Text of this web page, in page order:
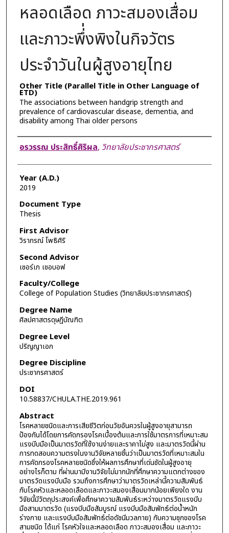
หลอดเลือด ภาวะสมองเสื่อม
และภาวะพึ่่งพิงในกิจวัตร
ประจำวันในผู้สูงอายุไทย
Other Title (Parallel Title in Other Language of
ETD)
The associations between handgrip strength and
prevalence of cardiovascular disease, dementia, and
disability among Thai older persons
Author
อรวรรณ ประสิทธิ์ศิริผล, วิทยาลัยประชากรศาสตร์
Year (A.D.)
2019
Document Type
Thesis
First Advisor
วิราภรณ์ โพธิศิริ
Second Advisor
เซอร์เก เชอบอฟ
Faculty/College
College of Population Studies (วิทยาลัยประชากรศาสตร์)
Degree Name
ศิลปศาสตรดุษฎีบัณฑิต
Degree Level
ปริญญาเอก
Degree Discipline
ประชากรศาสตร์
DOI
10.58837/CHULA.THE.2019.961
Abstract
โรคหลายชนิดและการเสียชีวิตก่อนวัยอันควรในผู้สูงอายุสามารถ
ป้องกันได้โดยการคัดกรองโรคเบื้องต้นและการใช้มาตรการที่เหมาะสม
แรงบีบมือเป็นมาตรวัดที่ใช้งานง่ายและราคาไม่สูง และมาตรวัดนี้ผ่าน
การทดสอบความตรงในงานวิจัยหลายชิ้นว่าเป็นมาตรวัดที่เหมาะสมใน
การคัดกรองโรคหลายชนิดซึ่งให้ผลการศึกษาที่เด่นชัดในผู้สูงอายุ
อย่างไรก็ตาม ที่ผ่านมามีงานวิจัยไม่มากนักที่ศึกษาความแตกต่างของ
มาตรวัดแรงบีบมือ รวมถึงการศึกษาว่ามาตรวัดเหล่านี้ความสัมพันธ์
กับโรคหัวและหลอดเลือดและภาวะสมองเสื่อมมากน้อยเพียงใด งาน
วิจัยนี้มีวัตถุประสงค์เพื่อศึกษาความสัมพันธ์ระหว่างมาตรวัดแรงบีบ
มือสามมาตรวัด (แรงบีบมือสัมบูรณ์ แรงบีบมือสัมพัทธ์ต่อน้ำหนัก
ร่างกาย และแรงบีบมือสัมพัทธ์ต่อดัชนีมวลกาย) กับความชุกของโรค
สามชนิด ได้แก่ โรคหัวใจและหลอดเลือด ภาวะสมองเสื่อม และภาวะ